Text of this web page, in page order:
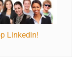
Linkedin!